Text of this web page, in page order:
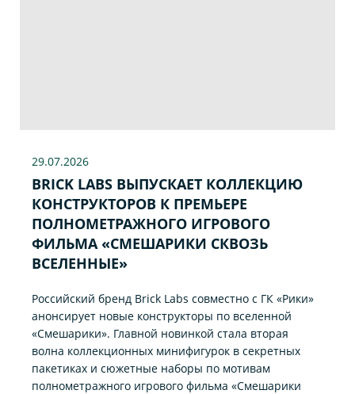
29.07.2026
BRICK LABS ВЫПУСКАЕТ КОЛЛЕКЦИЮ
КОНСТРУКТОРОВ К ПРЕМЬЕРЕ
ПОЛНОМЕТРАЖНОГО ИГРОВОГО
ФИЛЬМА «CМЕШАРИКИ СКВОЗЬ
ВСЕЛЕННЫЕ»
Российский бренд Brick Labs совместно с ГК «Рики»
анонсирует новые конструкторы по вселенной
«Смешарики». Главной новинкой стала вторая
волна коллекционных минифигурок в секретных
пакетиках и сюжетные наборы по мотивам
полнометражного игрового фильма «Смешарики